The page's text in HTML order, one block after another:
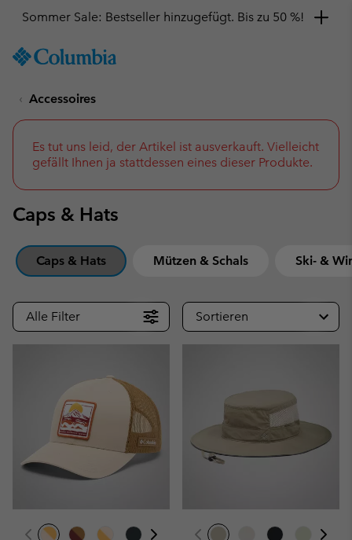
TO
SKIP
NAV
SKIP
TO
SEARCH
Hol dir einen 10 %-Gutschein
Accessoires
Es tut uns leid, der Artikel ist ausverkauft. Vielleicht
gefällt Ihnen ja stattdessen eines dieser Produkte.
Caps & Hats
Caps & Hats Mützen & Schals Ski- &
Alle Filter Sortieren